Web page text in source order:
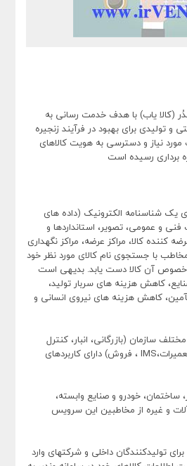
(کالا یاب) با هدف خدمت رسانی به
تولیدی برای بهبود در فرآیند زنجیره
مورد نیاز و دسترسی به هویت کالاهای
برداری رسیده است
یک شناسنامه الکترونیک (داده های
و عمومی، تصویر، استانداردها و
کننده کالا، مراکز عرضه، مراکز نگهداری
با جستجوی نام کالای مورد نظر خود
خصوص آن کالا دست یابد. بدیهی است
کاهش هزینه های سربار تولید،
کاهش هزینه های نیروی انسانی و
سازمان (بازرگانی، انبار، کنترل
IMS ، فروش) دارای کاربردهای
ساختمان، خودرو و صنایع وابسته،
و غیره از مخاطبین این سرویس
برای تولیدکنندگان داخلی و شرکتهای وارد